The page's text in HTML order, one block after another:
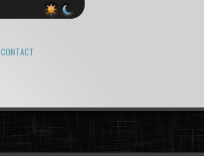
CONTACT